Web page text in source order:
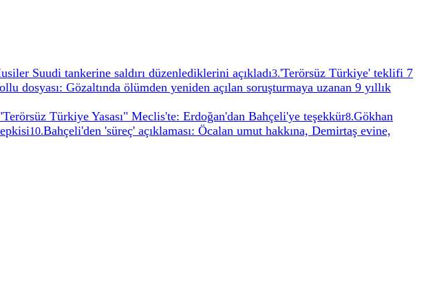
Suudi tankerine saldırı düzenlediklerini açıkladı3.'Terörsüz Türkiye' teklifi 7
dosyası: Gözaltında ölümden yeniden açılan soruşturmaya uzanan 9 yıllık
Türkiye Yasası" Meclis'te: Erdoğan'dan Bahçeli'ye teşekkür8.Gökhan
10.Bahçeli'den 'süreç' açıklaması: Öcalan umut hakkına, Demirtaş evine,